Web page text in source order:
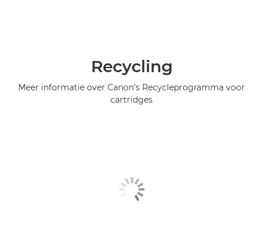
Recycling
Meer informatie over Canon's Recycleprogramma voor
cartridges